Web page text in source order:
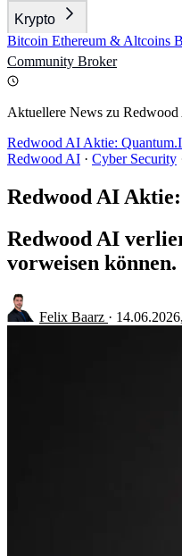
Krypto
Bitcoin Ethereum & Altcoins
Community Broker
Aktuellere News zu
Redwood AI Aktie:
Redwood AI · Cyber Security
Redwood AI
Redwood AI
vorweisen können.
Felix Baarz ·